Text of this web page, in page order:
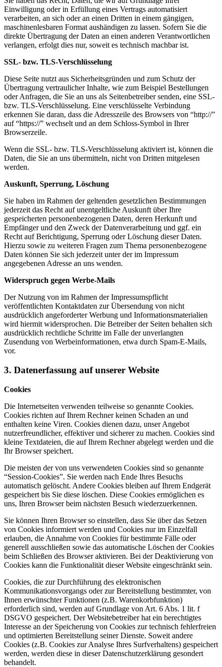
Einwilligung oder in Erfüllung eines Vertrags automatisiert
verarbeiten, an sich oder an einen Dritten in einem gängigen,
maschinenlesbaren Format aushändigen zu lassen. Sofern Sie die
direkte Übertragung der Daten an einen anderen Verantwortlichen
verlangen, erfolgt dies nur, soweit es technisch machbar ist.
SSL- bzw. TLS-Verschlüsselung
Diese Seite nutzt aus Sicherheitsgründen und zum Schutz der
Übertragung vertraulicher Inhalte, wie zum Beispiel Bestellungen
oder Anfragen, die Sie an uns als Seitenbetreiber senden, eine SSL-
bzw. TLS-Verschlüsselung. Eine verschlüsselte Verbindung
erkennen Sie daran, dass die Adresszeile des Browsers von “http://”
auf “https://” wechselt und an dem Schloss-Symbol in Ihrer
Browserzeile.
Wenn die SSL- bzw. TLS-Verschlüsselung aktiviert ist, können die
Daten, die Sie an uns übermitteln, nicht von Dritten mitgelesen
werden.
Auskunft, Sperrung, Löschung
Sie haben im Rahmen der geltenden gesetzlichen Bestimmungen
jederzeit das Recht auf unentgeltliche Auskunft über Ihre
gespeicherten personenbezogenen Daten, deren Herkunft und
Empfänger und den Zweck der Datenverarbeitung und ggf. ein
Recht auf Berichtigung, Sperrung oder Löschung dieser Daten.
Hierzu sowie zu weiteren Fragen zum Thema personenbezogene
Daten können Sie sich jederzeit unter der im Impressum
angegebenen Adresse an uns wenden.
Widerspruch gegen Werbe-Mails
Der Nutzung von im Rahmen der Impressumspflicht
veröffentlichten Kontaktdaten zur Übersendung von nicht
ausdrücklich angeforderter Werbung und Informationsmaterialien
wird hiermit widersprochen. Die Betreiber der Seiten behalten sich
ausdrücklich rechtliche Schritte im Falle der unverlangten
Zusendung von Werbeinformationen, etwa durch Spam-E-Mails,
vor.
3. Datenerfassung auf unserer Website
Cookies
Die Internetseiten verwenden teilweise so genannte Cookies.
Cookies richten auf Ihrem Rechner keinen Schaden an und
enthalten keine Viren. Cookies dienen dazu, unser Angebot
nutzerfreundlicher, effektiver und sicherer zu machen. Cookies sind
kleine Textdateien, die auf Ihrem Rechner abgelegt werden und die
Ihr Browser speichert.
Die meisten der von uns verwendeten Cookies sind so genannte
“Session-Cookies”. Sie werden nach Ende Ihres Besuchs
automatisch gelöscht. Andere Cookies bleiben auf Ihrem Endgerät
gespeichert bis Sie diese löschen. Diese Cookies ermöglichen es
uns, Ihren Browser beim nächsten Besuch wiederzuerkennen.
Sie können Ihren Browser so einstellen, dass Sie über das Setzen
von Cookies informiert werden und Cookies nur im Einzelfall
erlauben, die Annahme von Cookies für bestimmte Fälle oder
generell ausschließen sowie das automatische Löschen der Cookies
beim Schließen des Browser aktivieren. Bei der Deaktivierung von
Cookies kann die Funktionalität dieser Website eingeschränkt sein.
Cookies, die zur Durchführung des elektronischen
Kommunikationsvorgangs oder zur Bereitstellung bestimmter, von
Ihnen erwünschter Funktionen (z.B. Warenkorbfunktion)
erforderlich sind, werden auf Grundlage von Art. 6 Abs. 1 lit. f
DSGVO gespeichert. Der Websitebetreiber hat ein berechtigtes
Interesse an der Speicherung von Cookies zur technisch fehlerfreien
und optimierten Bereitstellung seiner Dienste. Soweit andere
Cookies (z.B. Cookies zur Analyse Ihres Surfverhaltens) gespeichert
werden, werden diese in dieser Datenschutzerklärung gesondert
behandelt.